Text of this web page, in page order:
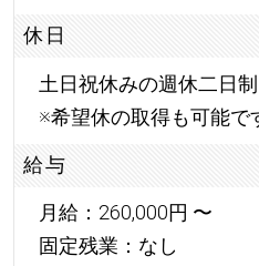
休日
土日祝休みの週休二日制
※希望休の取得も可能で
給与
月給：260,000円 〜
固定残業：なし